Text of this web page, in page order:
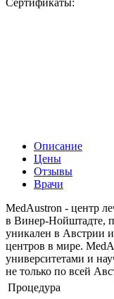
Сертификаты:
Описание
Цены
Отзывы
Врачи
MedAustron - центр
в Винер-Нойштадте,
уникален в Австрии
центров в мире.
университетами и
не только по всей
Процедура